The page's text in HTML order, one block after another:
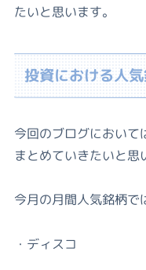
たいと思います。
投資における人
今回のブログにおいて
まとめていきたいと思
今月の月間人気銘柄で
・ディスコ